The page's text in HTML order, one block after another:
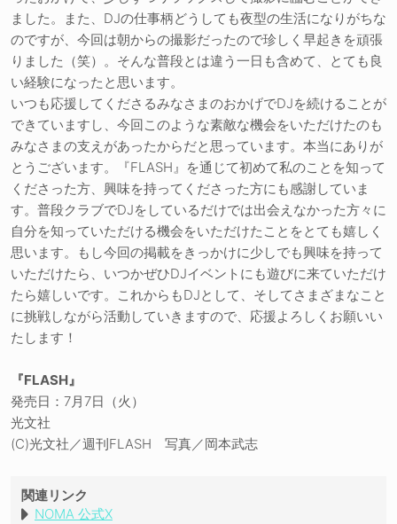
ました。また、DJの仕事柄どうしても夜型の生活になりがちな
のですが、今回は朝からの撮影だったので珍しく早起きを頑張
りました（笑）。そんな普段とは違う一日も含めて、とても良
い経験になったと思います。
いつも応援してくださるみなさまのおかげでDJを続けることが
できていますし、今回このような素敵な機会をいただけたのも
みなさまの支えがあったからだと思っています。本当にありが
とうございます。『FLASH』を通じて初めて私のことを知って
くださった方、興味を持ってくださった方にも感謝していま
す。普段クラブでDJをしているだけでは出会えなかった方々に
自分を知っていただける機会をいただけたことをとても嬉しく
思います。もし今回の掲載をきっかけに少しでも興味を持って
いただけたら、いつかぜひDJイベントにも遊びに来ていただけ
たら嬉しいです。これからもDJとして、そしてさまざまなこと
に挑戦しながら活動していきますので、応援よろしくお願いい
たします！
『FLASH』
発売日：7月7日（火）
光文社
(C)光文社／週刊FLASH 写真／岡本武志
関連リンク
NOMA 公式X